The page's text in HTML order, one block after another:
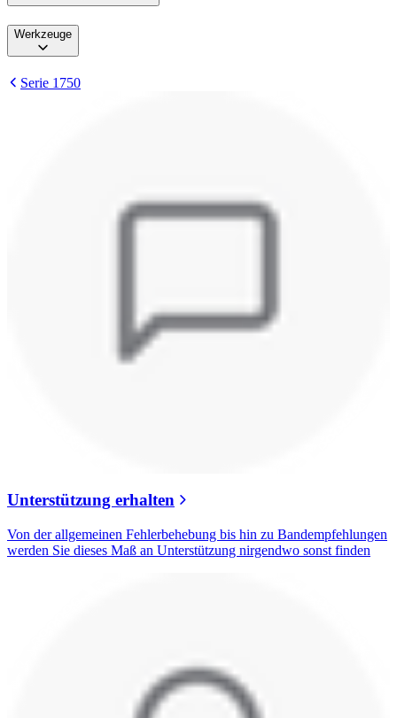
Werkzeuge
Serie 1750
Unterstützung erhalten
Von der allgemeinen Fehlerbehebung bis hin zu Bandempfehlungen
werden Sie dieses Maß an Unterstützung nirgendwo sonst finden